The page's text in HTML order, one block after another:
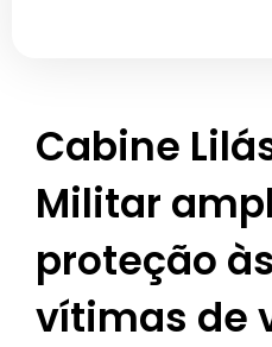
Cabine
Militar
proteção
vítimas de